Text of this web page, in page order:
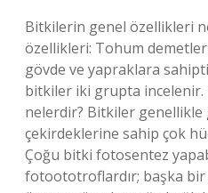
Bitkilerin genel özellikleri
özellikleri: Tohum
gövde ve yapraklara
bitkiler iki grupta
nelerdir? Bitkiler genellikle
çekirdeklerine sahip çok
Çoğu bitki fotosentez
fotoototroflardır; başka